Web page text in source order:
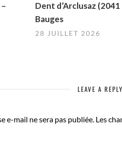
Dent d’Arclusaz (2041
Bauges
28 JUILLET 2026
LEAVE A REPLY
e-mail ne sera pas publiée. Les